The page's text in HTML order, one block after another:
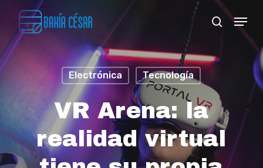
main
content
search
Menu
Electrónica Tecnología
VR Arena: la
realidad virtual
Close
Menu